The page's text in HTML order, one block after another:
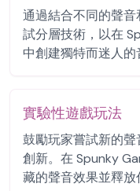
通過結合不同的聲
試分層技術，以在
中創建獨特而迷人的
實驗性遊戲玩法
鼓勵玩家嘗試新的
創新。在 Spunky
藏的聲音效果並釋放